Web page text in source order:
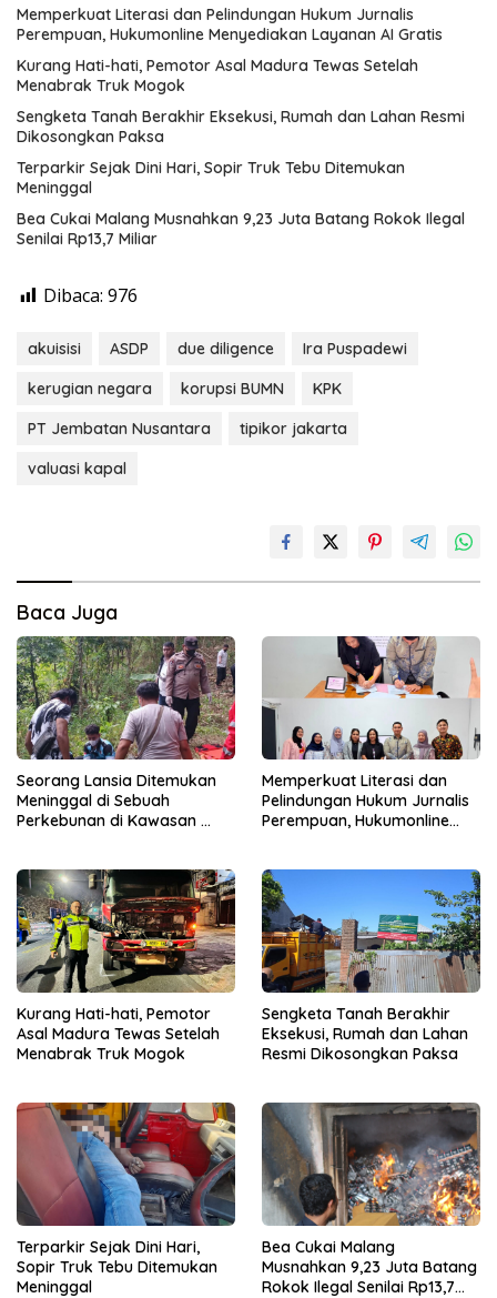
Memperkuat Literasi dan Pelindungan Hukum Jurnalis
Perempuan, Hukumonline Menyediakan Layanan AI Gratis
Kurang Hati-hati, Pemotor Asal Madura Tewas Setelah
Menabrak Truk Mogok
Sengketa Tanah Berakhir Eksekusi, Rumah dan Lahan Resmi
Dikosongkan Paksa
Terparkir Sejak Dini Hari, Sopir Truk Tebu Ditemukan
Meninggal
Bea Cukai Malang Musnahkan 9,23 Juta Batang Rokok Ilegal
Senilai Rp13,7 Miliar
Dibaca: 976
akuisisi ASDP due diligence
Ira Puspadewi
kerugian negara
korupsi BUMN
KPK
PT Jembatan Nusantara
tipikor jakarta
valuasi kapal
Baca Juga
Seorang Lansia Ditemukan
Meninggal di Sebuah
Perkebunan di Kawasan
Memperkuat Literasi dan
Pelindungan Hukum Jurnalis
Perempuan, Hukumonline
Kurang Hati-hati, Pemotor
Asal Madura Tewas Setelah
Menabrak Truk Mogok
Sengketa Tanah Berakhir
Eksekusi, Rumah dan Lahan
Resmi Dikosongkan Paksa
Terparkir Sejak Dini Hari,
Sopir Truk Tebu Ditemukan
Meninggal
Bea Cukai Malang
Musnahkan 9,23 Juta Batang
Rokok Ilegal Senilai Rp13,7